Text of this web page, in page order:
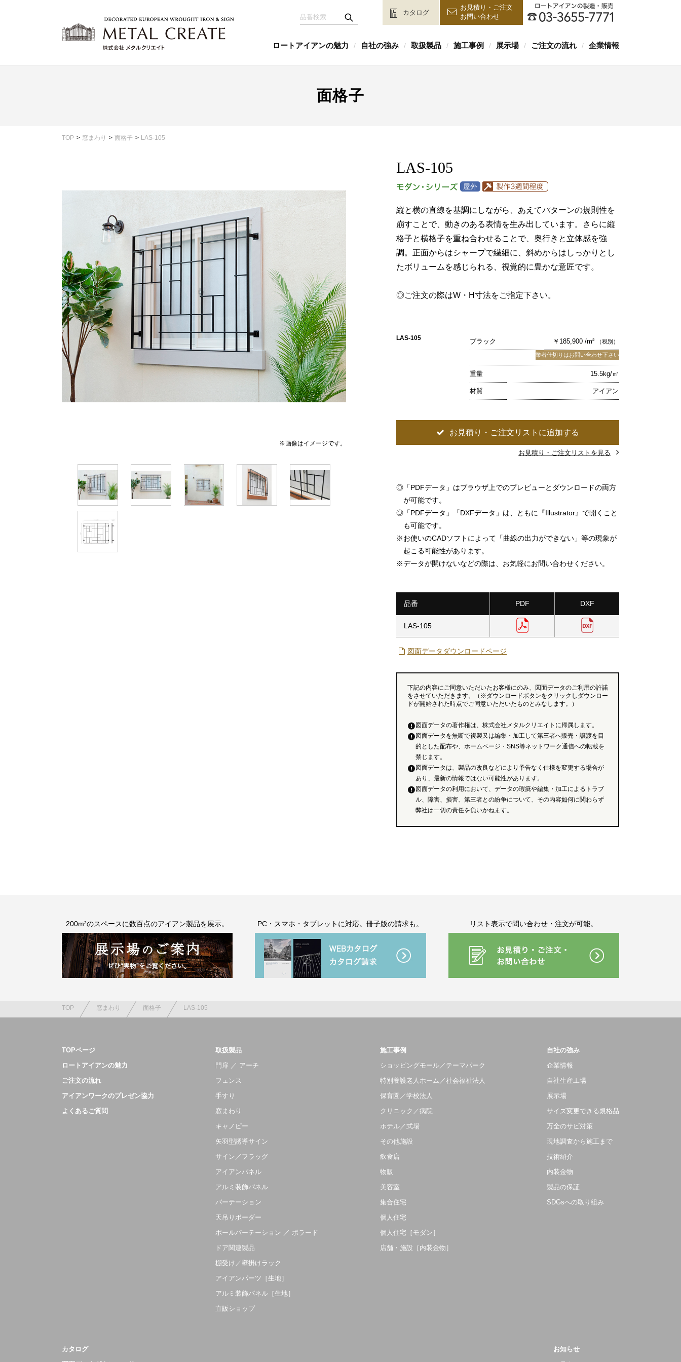
カタログ
お見積り・ご注文
お問い合わせ
ロートアイアンの魅力 / 自社の強み / 取扱製品 / 施工事例 / 展示場 / ご注文の流れ / 企業情報
面格子
TOP 窓まわり 面格子 LAS-105
LAS-105
縦と横の直線を基調にしながら、あえてパターンの規則性を
崩すことで、動きのある表情を生み出しています。さらに縦
格子と横格子を重ね合わせることで、奥行きと立体感を強
調。正面からはシャープで繊細に、斜めからはしっかりとし
たボリュームを感じられる、視覚的に豊かな意匠です。
◎ご注文の際はW・H寸法をご指定下さい。
※画像はイメージです。
LAS-105 ブラック ￥185,900 /m² （税別）
業者仕切りはお問い合わせ下さい
重量 15.5kg/㎡
材質 アイアン
お見積り・ご注文リストに追加する
お見積り・ご注文リストを見る
◎ 「PDFデータ」はブラウザ上でのプレビューとダウンロードの両方
が可能です。
◎ 「PDFデータ」「DXFデータ」は、ともに『Illustrator』で開くこと
も可能です。
※お使いのCADソフトによって「曲線の出力ができない」等の現象が
起こる可能性があります。
※データが開けないなどの際は、お気軽にお問い合わせください。
品番 PDF DXF
LAS-105
図面データダウンロードページ
下記の内容にご同意いただいたお客様にのみ、図面データのご利用の許諾
をさせていただきます。（※ダウンロードボタンをクリックしダウンロー
ドが開始された時点でご同意いただいたものとみなします。）
図面データの著作権は、株式会社メタルクリエイトに帰属します。
図面データを無断で複製又は編集・加工して第三者へ販売・譲渡を目
的とした配布や、ホームページ・SNS等ネットワーク通信への転載を
禁じます。
図面データは、製品の改良などにより予告なく仕様を変更する場合が
あり、最新の情報ではない可能性があります。
図面データの利用において、データの瑕疵や編集・加工によるトラブ
ル、障害、損害、第三者との紛争について、その内容如何に関わらず
弊社は一切の責任を負いかねます。
200m²のスペースに数百点のアイアン製品を展示。 PC・スマホ・タブレットに対応。冊子版の請求も。 リスト表示で問い合わせ・注文が可能。
TOP 窓まわり 面格子 LAS-105
TOPページ
ロートアイアンの魅力
ご注文の流れ
アイアンワークのプレゼン協力
よくあるご質問
取扱製品
門扉 ／ アーチ
フェンス
手すり
窓まわり
キャノピー
矢羽型誘導サイン
サイン／フラッグ
アイアンパネル
アルミ装飾パネル
パーテーション
天吊りボーダー
ポールパーテーション ／ ボラード
ドア関連製品
棚受け／壁掛けラック
アイアンパーツ［生地］
アルミ装飾パネル［生地］
直販ショップ
施工事例
ショッピングモール／テーマパーク
特別養護老人ホーム／社会福祉法人
保育園／学校法人
クリニック／病院
ホテル／式場
その他施設
飲食店
物販
美容室
集合住宅
個人住宅
個人住宅［モダン］
店舗・施設［内装金物］
自社の強み
企業情報
自社生産工場
展示場
サイズ変更できる規格品
万全のサビ対策
現地調査から施工まで
技術紹介
内装金物
製品の保証
SDGsへの取り組み
カタログ
お知らせ